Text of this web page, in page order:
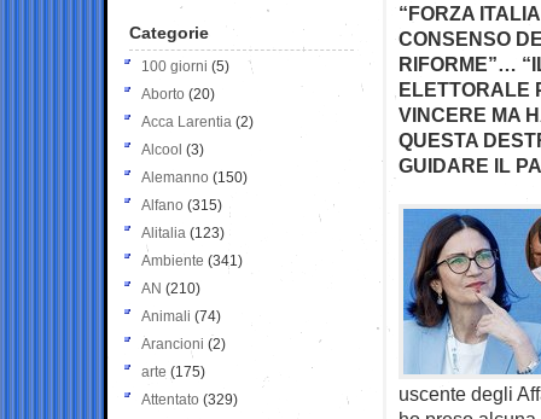
“FORZA
CONSENSO
RIFORME”…
ELETTORALE
VINCERE MA
QUESTA
GUIDARE IL
uscente degli
Categorie
100 giorni (5)
Aborto (20)
Acca Larentia (2)
Alcool (3)
Alemanno (150)
Alfano (315)
Alitalia (123)
Ambiente (341)
AN (210)
Animali (74)
Arancioni (2)
arte (175)
Attentato (329)